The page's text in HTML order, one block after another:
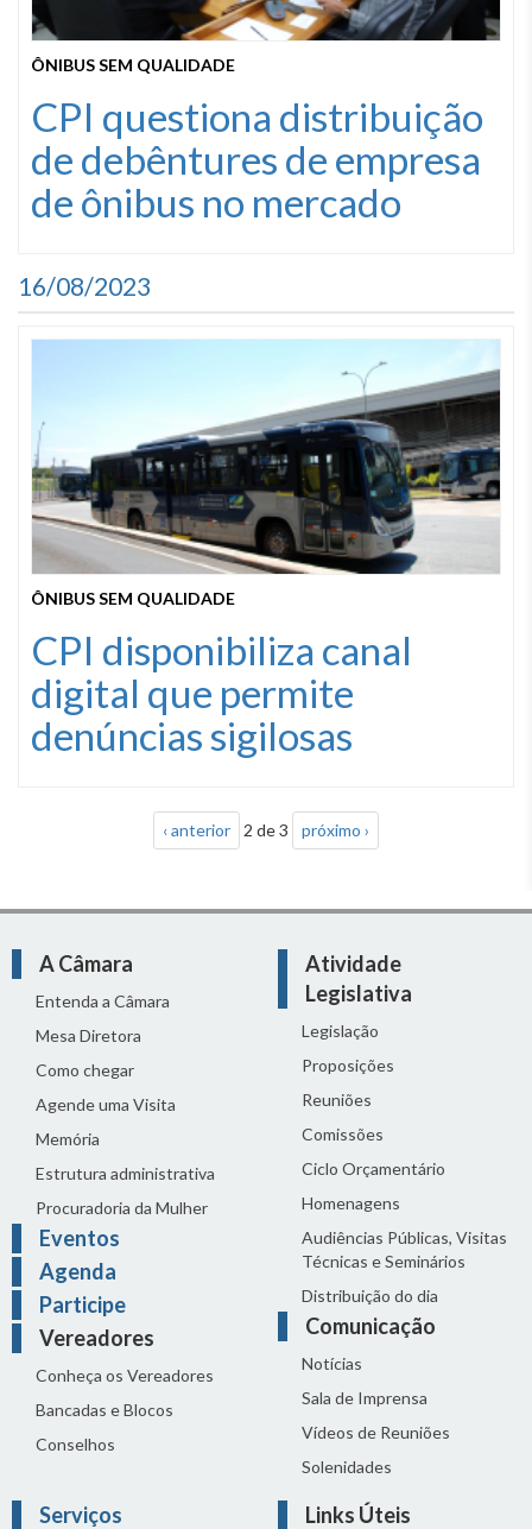
ÔNIBUS SEM QUALIDADE
CPI questiona distribuição
de debêntures de empresa
de ônibus no mercado
16/08/2023
ÔNIBUS SEM QUALIDADE
CPI disponibiliza canal
digital que permite
denúncias sigilosas
‹ anterior 2 de 3 próximo ›
A Câmara
Entenda a Câmara
Mesa Diretora
Como chegar
Agende uma Visita
Memória
Estrutura administrativa
Procuradoria da Mulher
Eventos
Agenda
Participe
Vereadores
Conheça os Vereadores
Bancadas e Blocos
Conselhos
Atividade
Legislativa
Legislação
Proposições
Reuniões
Comissões
Ciclo Orçamentário
Homenagens
Audiências Públicas, Visitas
Técnicas e Seminários
Distribuição do dia
Comunicação
Notícias
Sala de Imprensa
Vídeos de Reuniões
Solenidades
Serviços Links Úteis